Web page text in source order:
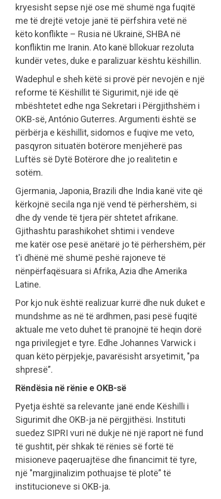
kryesisht sepse një ose më shumë nga fuqitë
me të drejtë vetoje janë të përfshira vetë në
këto konflikte – Rusia në Ukrainë, SHBA në
konfliktin me Iranin. Ato kanë bllokuar rezoluta
kundër vetes, duke e paralizuar kështu këshillin.
Wadephul e sheh këtë si provë për nevojën e një
reforme të Këshillit të Sigurimit, një ide që
mbështetet edhe nga Sekretari i Përgjithshëm i
OKB-së, António Guterres. Argumenti është se
përbërja e këshillit, sidomos e fuqive me veto,
pasqyron situatën botërore menjëherë pas
Luftës së Dytë Botërore dhe jo realitetin e
sotëm.
Gjermania, Japonia, Brazili dhe India kanë vite që
kërkojnë secila nga një vend të përhershëm, si
dhe dy vende të tjera për shtetet afrikane.
Gjithashtu parashikohet shtimi i vendeve
me katër ose pesë anëtarë jo të përhershëm, për
t'i dhënë më shumë peshë rajoneve të
nënpërfaqësuara si Afrika, Azia dhe Amerika
Latine.
Por kjo nuk është realizuar kurrë dhe nuk duket e
mundshme as në të ardhmen, pasi pesë fuqitë
aktuale me veto duhet të pranojnë të heqin dorë
nga privilegjet e tyre. Edhe Johannes Varwick i
quan këto përpjekje, pavarësisht arsyetimit, "pa
shpresë”.
Rëndësia në rënie e OKB-së
Pyetja është sa relevante janë ende Këshilli i
Sigurimit dhe OKB-ja në përgjithësi. Instituti
suedez SIPRI vuri në dukje në një raport në fund
të gushtit, për shkak të rënies së fortë të
misioneve paqeruajtëse dhe financimit të tyre,
një "margjinalizim pothuajse të plotë” të
institucioneve si OKB-ja.